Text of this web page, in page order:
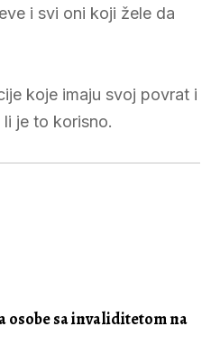
i svi oni koji žele da
koje imaju svoj povrat i
je to korisno.
osobe sa invaliditetom na